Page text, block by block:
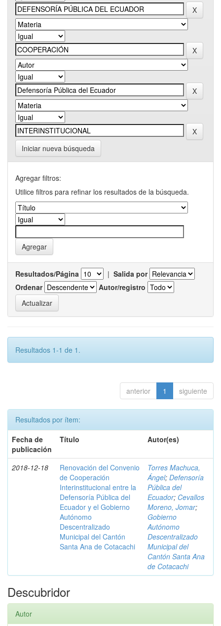
Iniciar nueva búsqueda
Agregar filtros:
Utilice filtros para refinar los resultados de la búsqueda.
Resultados/Página | Salida por
Ordenar
Autor/registro
Resultados 1-1 de 1.
anterior 1 siguiente
Resultados por ítem:
Fecha de
publicación
Título Autor(es)
2018-12-18
Renovación del Convenio
de Cooperación
Interinstitucional entre la
Defensoría Pública del
Ecuador y el Gobierno
Autónomo
Descentralizado
Municipal del Cantón
Santa Ana de Cotacachi
Torres Machuca,
Ángel; Defensoría
Pública del
Ecuador; Cevallos
Moreno, Jomar;
Gobierno
Autónomo
Descentralizado
Municipal del
Cantón Santa Ana
de Cotacachi
Descubridor
Autor